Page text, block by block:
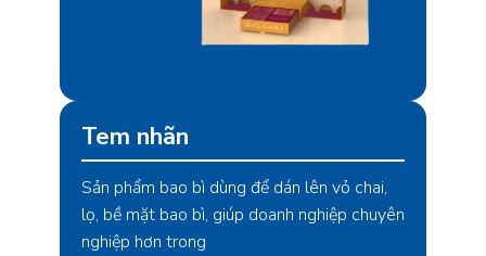
Tem nhãn
Sản phẩm bao bì dùng để dán lên vỏ chai,
lọ, bề mặt bao bì, giúp doanh nghiệp chuyên
nghiệp hơn trong